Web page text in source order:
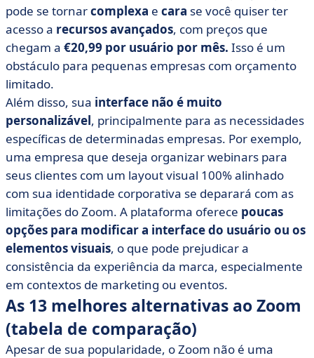
pode se tornarcomplexa e cara se você quiser ter
acesso a recursos avançados, com preços que
chegam a €20,99 por usuário por mês. Isso é um
obstáculo para pequenas empresas com orçamento
limitado.
Além disso, sua interface não é muito
personalizável, principalmente para as necessidades
específicas de determinadas empresas. Por exemplo,
uma empresa que deseja organizar webinars para
seus clientes com um layout visual 100% alinhado
com sua identidade corporativa se deparará com as
limitações do Zoom. A plataforma oferece poucas
opções para modificar a interface do usuário ou os
elementos visuais, o que pode prejudicar a
consistência da experiência da marca, especialmente
em contextos de marketing ou eventos.
As 13 melhores alternativas ao Zoom
(tabela de comparação)
Apesar de sua popularidade, o Zoom não é uma